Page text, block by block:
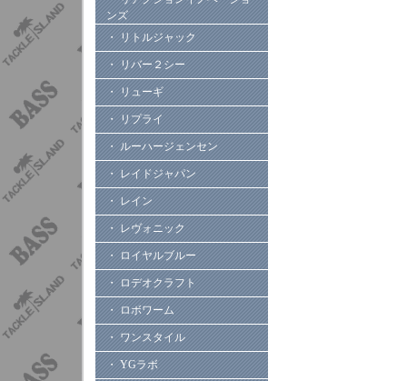
ンズ
・ リトルジャック
・ リバー２シー
・ リューギ
・ リプライ
・ ルーハージェンセン
・ レイドジャパン
・ レイン
・ レヴォニック
・ ロイヤルブルー
・ ロデオクラフト
・ ロボワーム
・ ワンスタイル
・ YGラボ